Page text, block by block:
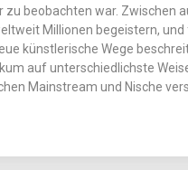
zu beobachten war. Zwischen
Millionen begeistern,
künstlerische Wege
auf unterschiedlichste
Mainstream und Nische